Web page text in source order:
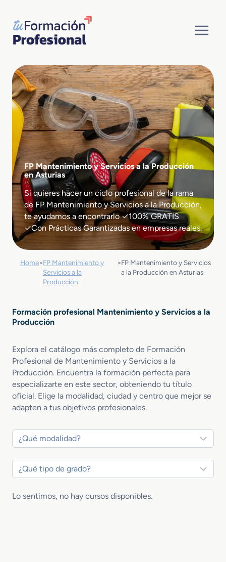
contenido
FP Mantenimiento y Servicios a la Producción
en Asturias
Si quieres hacer un ciclo profesional de la rama
de FP Mantenimiento y Servicios a la Producción,
te ayudamos a encontrarlo ✓100% GRATIS
✓Con Prácticas Garantizadas en empresas reales.
Home>FP Mantenimiento y
Servicios a la
Producción
>FP Mantenimiento y Servicios
a la Producción en Asturias
Formación profesional Mantenimiento y Servicios a la
Producción
Explora el catálogo más completo de Formación
Profesional de Mantenimiento y Servicios a la
Producción. Encuentra la formación perfecta para
especializarte en este sector, obteniendo tu título
oficial. Elige la modalidad, ciudad y centro que mejor se
adapten a tus objetivos profesionales.
Lo sentimos, no hay cursos disponibles.